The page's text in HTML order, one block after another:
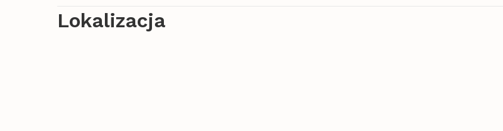
Lokalizacja